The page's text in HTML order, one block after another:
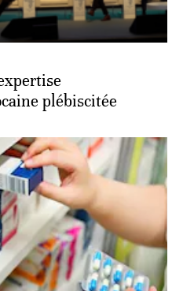
plébiscitée